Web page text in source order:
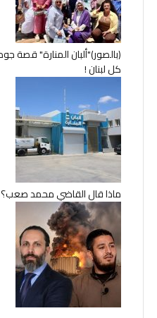
(بالصور)"ألبان المنارة" قصة
كل لبنان !
ماذا قال القاضي محمد صعب؟